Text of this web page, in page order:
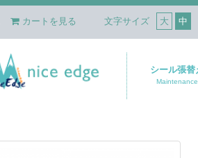
カートを見る 文字サイズ 大 中
シール張替
Maintenance